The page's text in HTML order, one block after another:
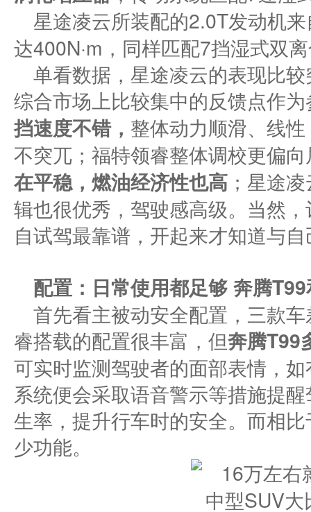
星途凌云所装配的2.0T发动机
达400N·m，同样匹配7挡湿式双
单看数据，星途凌云的表现比
综合市场上比较集中的反馈点作
挡速度不错， 整体动力顺滑、线
不突兀；福特领睿整体调校更偏
在平稳，燃油经济性也高 ；星途
辑也很优秀，驾驶感高级。当然
自试驾最靠谱，开起来才知道与
配置：日常使用都足够奔腾T99
首先看主被动安全配置，三款
睿搭载的配置很丰富，但奔腾T99
可实时监测驾驶者的面部表情，
系统便会采取语音警示等措施提
生率，提升行车时的安全。而相
少功能。